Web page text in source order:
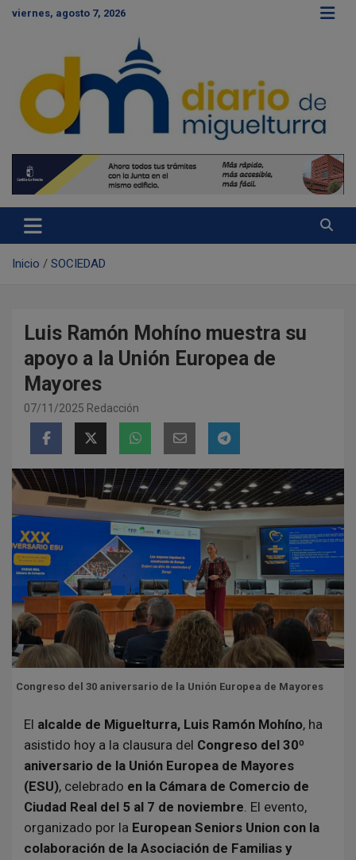
e
i
viernes, agosto 7, 2026
Diario de Miguelturra
Inicio SOCIEDAD
Luis Ramón Mohíno muestra su
apoyo a la Unión Europea de
Mayores
07/11/2025 Redacción
Congreso del 30 aniversario de la Unión Europea de Mayores
El alcalde de Miguelturra, Luis Ramón Mohíno, ha
asistido hoy a la clausura del Congreso del 30º
aniversario de la Unión Europea de Mayores
(ESU), celebrado en la Cámara de Comercio de
Ciudad Real del 5 al 7 de noviembre. El evento,
organizado por la European Seniors Union con la
colaboración de la Asociación de Familias y